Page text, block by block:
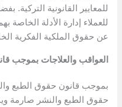
للعملاء إدارة الأدلة
عن حقوق الملكية الفكرية
العواقب والعلاجات بموجب
بموجب قانون حقوق الطبع
حقوق الطبع والنشر صارمة